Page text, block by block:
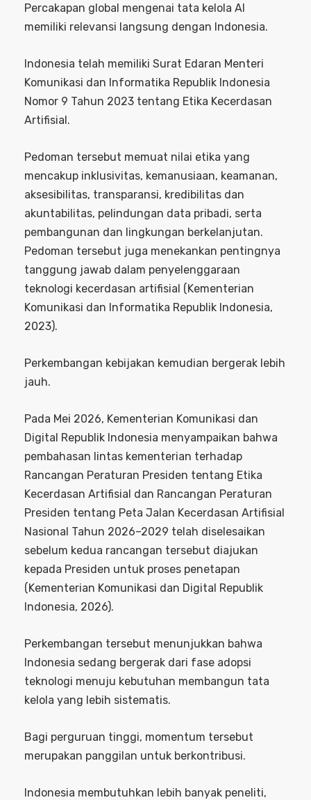
Percakapan global mengenai tata kelola AI
memiliki relevansi langsung dengan Indonesia.
Indonesia telah memiliki Surat Edaran Menteri
Komunikasi dan Informatika Republik Indonesia
Nomor 9 Tahun 2023 tentang Etika Kecerdasan
Artifisial.
Pedoman tersebut memuat nilai etika yang
mencakup inklusivitas, kemanusiaan, keamanan,
aksesibilitas, transparansi, kredibilitas dan
akuntabilitas, pelindungan data pribadi, serta
pembangunan dan lingkungan berkelanjutan.
Pedoman tersebut juga menekankan pentingnya
tanggung jawab dalam penyelenggaraan
teknologi kecerdasan artifisial (Kementerian
Komunikasi dan Informatika Republik Indonesia,
2023).
Perkembangan kebijakan kemudian bergerak lebih
jauh.
Pada Mei 2026, Kementerian Komunikasi dan
Digital Republik Indonesia menyampaikan bahwa
pembahasan lintas kementerian terhadap
Rancangan Peraturan Presiden tentang Etika
Kecerdasan Artifisial dan Rancangan Peraturan
Presiden tentang Peta Jalan Kecerdasan Artifisial
Nasional Tahun 2026–2029 telah diselesaikan
sebelum kedua rancangan tersebut diajukan
kepada Presiden untuk proses penetapan
(Kementerian Komunikasi dan Digital Republik
Indonesia, 2026).
Perkembangan tersebut menunjukkan bahwa
Indonesia sedang bergerak dari fase adopsi
teknologi menuju kebutuhan membangun tata
kelola yang lebih sistematis.
Bagi perguruan tinggi, momentum tersebut
merupakan panggilan untuk berkontribusi.
Indonesia membutuhkan lebih banyak peneliti,